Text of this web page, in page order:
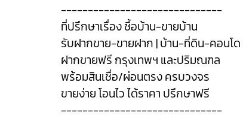
------------------------------
ที่ปรึกษาเรื่อง ซื้อบ้าน-ขายบ้าน
รับฝากขาย-ขายฝาก | บ้าน-ที่ดิน-คอนโด
ฝากขายฟรี กรุงเทพฯ และปริมณฑล
พร้อมสินเชื่อ/ผ่อนตรง ครบวงจร
ขายง่าย โอนไว ได้ราคา ปรึกษาฟรี
------------------------------